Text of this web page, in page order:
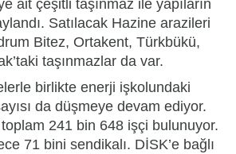
ait çeşitli taşınmaz ile yapıların
Satılacak Hazine arazileri
Bitez, Ortakent, Türkbükü,
taşınmazlar da var.
birlikte enerji işkolundaki
da düşmeye devam ediyor.
241 bin 648 işçi bulunuyor.
71 bini sendikalı. DİSK’e bağlı